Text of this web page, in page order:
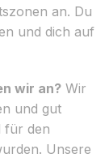
an. Du
und dich auf
wir an? Wir
und gut
für den
Unsere